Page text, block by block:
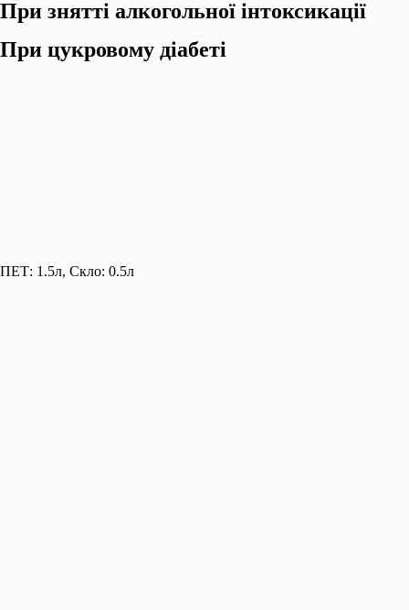
При знятті алкогольної інтоксикації
При цукровому діабеті
ПЕТ: 1.5л, Скло: 0.5л